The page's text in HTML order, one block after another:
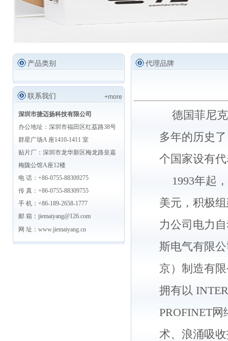
产品类别
联系我们 +more
深圳市捷迈扬科技有限公司
办公地址：深圳市福田区红荔路38号
群星广场A 座1410-1411 室
贴片厂：深圳市龙华新区梅龙路皇嘉
梅陇公馆A座12楼
电 话：+86-0755-88309275
传 真：+86-0755-88309755
手 机：+86-189-2658-1777
邮 箱：jiemaiyang@126.com
网 址： www.jiemaiyang.cn
代理品牌
德国菲尼
多年的历史
个国家设有
1993年起
美元，积极
力公司电力
斯电气有限
京）制造有
拥有以
PROFINET
术、浪涌吸